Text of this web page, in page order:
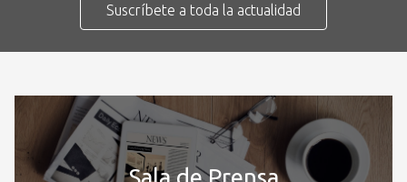
Suscríbete a toda la actualidad